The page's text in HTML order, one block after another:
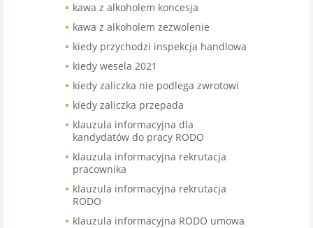
kawa z alkoholem koncesja
kawa z alkoholem zezwolenie
kiedy przychodzi inspekcja handlowa
kiedy wesela 2021
kiedy zaliczka nie podlega zwrotowi
kiedy zaliczka przepada
klauzula informacyjna dla
kandydatów do pracy RODO
klauzula informacyjna rekrutacja
pracownika
klauzula informacyjna rekrutacja
RODO
klauzula informacyjna RODO umowa